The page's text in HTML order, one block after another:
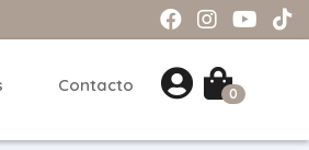
0
Contacto